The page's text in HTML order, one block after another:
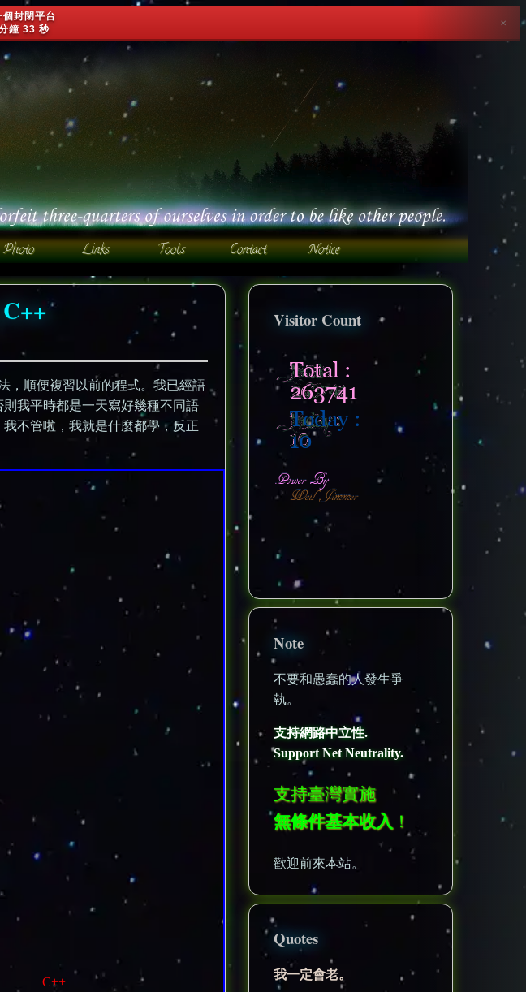
封閉平台
鐘 29 秒
✕
，順便複習以前的程式。我已經語
我平時都是一天寫好幾種不同語
不管啦，我就是什麼都學，反正
C++
Visitor Count
nonenonenone
Note
不要和愚蠢的人發生爭
執。
支持網路中立性.
Support Net Neutrality.
支持臺灣實施
無條件基本收入 ！
歡迎前來本站。
Quotes
我一定會老。